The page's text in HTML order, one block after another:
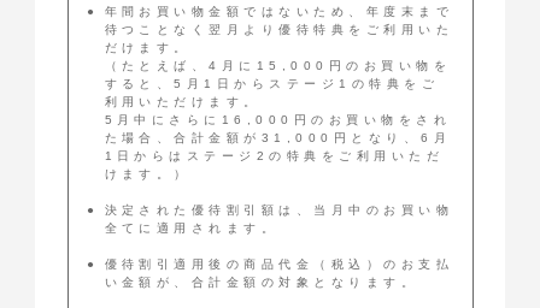
年間お買い物金額ではないため、年度末まで
待つことなく翌月より優待特典をご利用いた
だけます。
（たとえば、4月に15,000円のお買い物を
すると、5月1日からステージ1の特典をご
利用いただけます。
5月中にさらに16,000円のお買い物をされ
た場合、合計金額が31,000円となり、6月
1日からはステージ2の特典をご利用いただ
けます。）
決定された優待割引額は、当月中のお買い物
全てに適用されます。
優待割引適用後の商品代金（税込）のお支払
い金額が、合計金額の対象となります。